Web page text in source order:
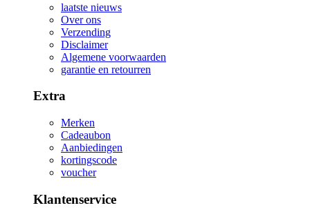
laatste nieuws
Over ons
Verzending
Disclaimer
Algemene voorwaarden
garantie en retourren
Extra
Merken
Cadeaubon
Aanbiedingen
kortingscode
voucher
Klantenservice